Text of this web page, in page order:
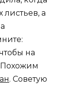
а
на
Похожим
. Советую